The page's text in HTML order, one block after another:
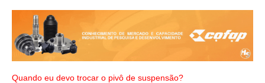
Quando eu devo trocar o pivô de suspensão?